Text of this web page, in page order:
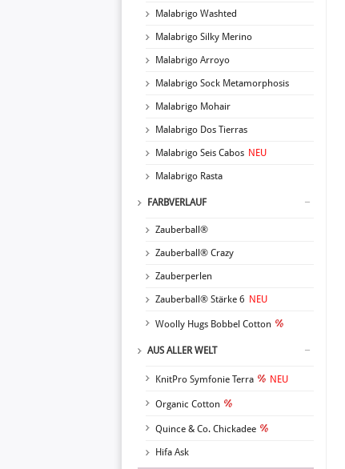
Malabrigo Washted
Malabrigo Silky Merino
Malabrigo Arroyo
Malabrigo Sock Metamorphosis
Malabrigo Mohair
Malabrigo Dos Tierras
Malabrigo Seis Cabos NEU
Malabrigo Rasta
FARBVERLAUF
Zauberball®
Zauberball® Crazy
Zauberperlen
Zauberball® Stärke 6 NEU
Woolly Hugs Bobbel Cotton
AUS ALLER WELT
KnitPro Symfonie Terra NEU
Organic Cotton
Quince & Co. Chickadee
Hifa Ask